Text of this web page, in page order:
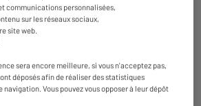
et sans tirer sur les follicules pileux grâce à la
tondeuse à cheveux.
communications personnalisées,
sur les réseaux sociaux,
site web.
sera encore meilleure, si vous n'acceptez pas,
déposés afin de réaliser des statistiques
navigation. Vous pouvez vous opposer à leur dépôt